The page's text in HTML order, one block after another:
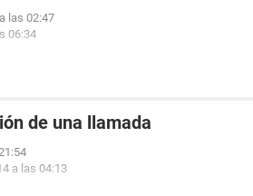
las 02:47
06:34
de una llamada
a las 04:13